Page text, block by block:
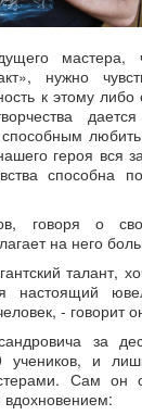
мастера,
нужно
к этому
героя вся
способна
говоря о
на него
талант,
настоящий
- говорит
за
и
Сам он
вдохновением: